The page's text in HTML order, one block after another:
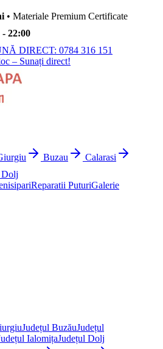
• Materiale Premium Certificate
- 22:00
DIRECT: 0784 316 151
– Sunați direct!
Buzau
Calarasi
Dolj
Reparatii PuturiGalerie
Județul BuzăuJudețul
IalomițaJudețul Dolj